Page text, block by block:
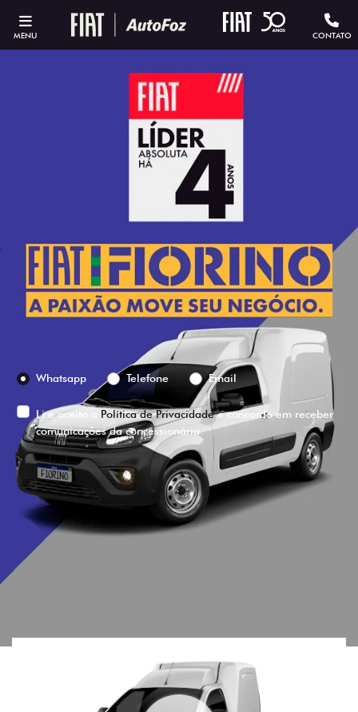
MENU CONTATO
ESTOU INTERESSADO
Versão escolhida
Whatsapp
Telefone Email
Li e aceito a Política de Privacidadee concordo em receber
comunicações da concessionária.
ENTRAR EM CONTATO
VISUALIZE O